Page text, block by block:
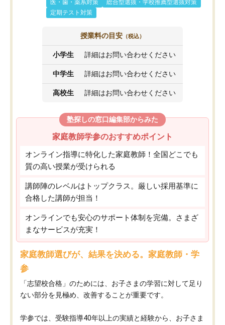
医・歯・薬系対策
総合型選抜・学校推薦型選抜対策
定期テスト対策
授業料の目安 （税込）
小学生 詳細はお問い合わせください
中学生 詳細はお問い合わせください
高校生 詳細はお問い合わせください
塾探しの窓口編集部からみた
家庭教師学参のおすすめポイント
オンライン指導に特化した家庭教師！全国どこでも
質の高い授業が受けられる
講師陣のレベルはトップクラス。厳しい採用基準に
合格した講師が担当！
オンラインでも安心のサポート体制を完備。さまざ
まなサービスが充実！
家庭教師選びが、結果を決める。家庭教師・学
参
「志望校合格」のためには、お子さまの学習に対して足り
ない部分を見極め、改善することが重要です。
学参では、受験指導40年以上の実績と経験から、お子さま